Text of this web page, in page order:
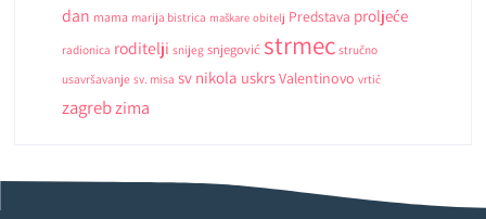
dan mama marija bistrica maškare obitelj Predstava proljeće
radionica roditelji snijeg snjegović strmec stručno
usavršavanje sv. misa sv nikola uskrsValentinovo vrtić
zagrebzima